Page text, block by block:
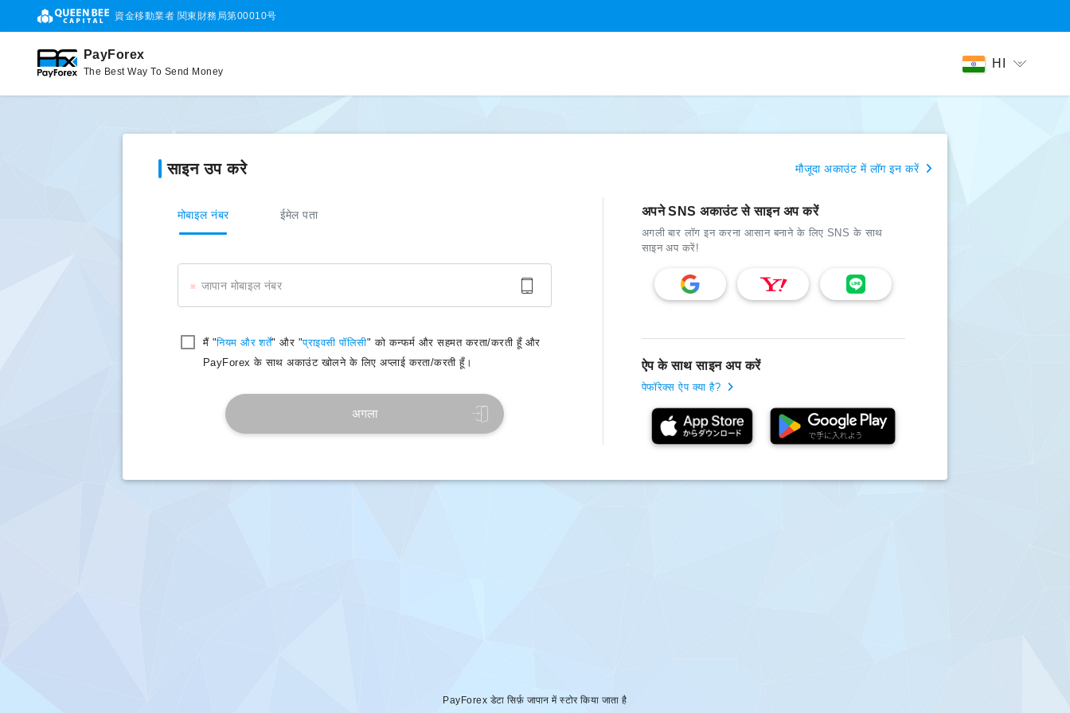
資金移動業者 関東財務局第00010号
PayForex
The Best Way To Send Money
HI
साइन उप करे मौजूदा अकाउंट में लॉग इन करें
मोबाइल नंबर ईमेल पता
जापान मोबाइल नंबर
मैं "नियम और शर्तें" और "प्राइवसी पॉलिसी" को कन्फर्म और सहमत करता/करती हूँ और
PayForex के साथ अकाउंट खोलने के लिए अप्लाई करता/करती हूँ।
अगला
अपने SNS अकाउंट से साइन अप करें
अगली बार लॉग इन करना आसान बनाने के लिए SNS के साथ
साइन अप करें!
ऐप के साथ साइन अप करें
पेफॉरेक्स ऐप क्या है?
PayForex डेटा सिर्फ़ जापान में स्टोर किया जाता है